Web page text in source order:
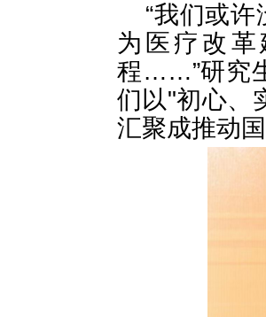
“我们或
为医疗改
程……”研究
们以"初心、
汇聚成推动